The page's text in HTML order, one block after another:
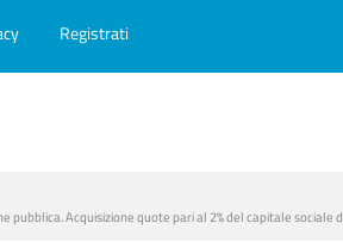
pubblica. Acquisizione quote pari al 2% del capitale
Registrati